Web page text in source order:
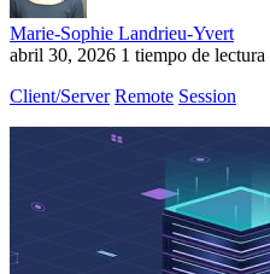
Marie-Sophie Landrieu-Yvert
abril 30, 2026 1 tiempo de lectura
Client/Server Remote Session